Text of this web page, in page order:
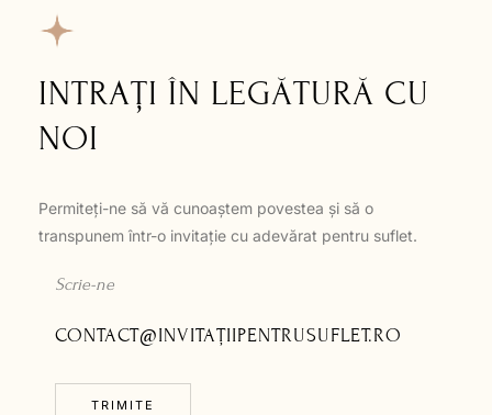
INTRAȚI ÎN LEGĂTURĂ CU
NOI
Permiteți-ne să vă cunoaștem povestea și să o
transpunem într-o invitație cu adevărat pentru suflet.
Scrie-ne
CONTACT@INVITAȚIIPENTRUSUFLET.RO
TRIMITE